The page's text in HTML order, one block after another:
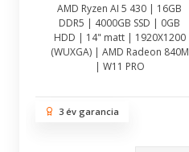
AMD Ryzen AI 5 430 | 16GB
DDR5 | 4000GB SSD | 0GB
HDD | 14" matt | 1920X1200
(WUXGA) | AMD Radeon 840M
| W11 PRO
3 év garancia